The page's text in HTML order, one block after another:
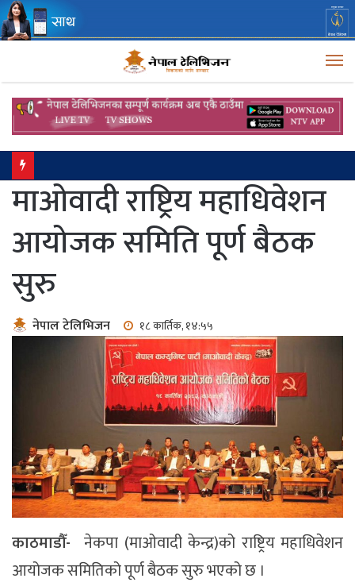
माओवादी राष्ट्रिय महाधिवेशन
आयोजक समिति पूर्ण बैठक
सुरु
नेपाल टेलिभिजन १८ कार्तिक, १४:५५
काठमाडौँ- नेकपा (माओवादी केन्द्र)को राष्ट्रिय महाधिवेशन
आयोजक समितिको पूर्ण बैठक सुरु भएको छ ।